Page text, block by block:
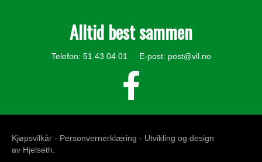
Alltid best sammen
Telefon: 51 43 04 01 E-post: post@vil.no
Kjøpsvilkår - Personvernerklæring - Utvikling og design
av Hjelseth